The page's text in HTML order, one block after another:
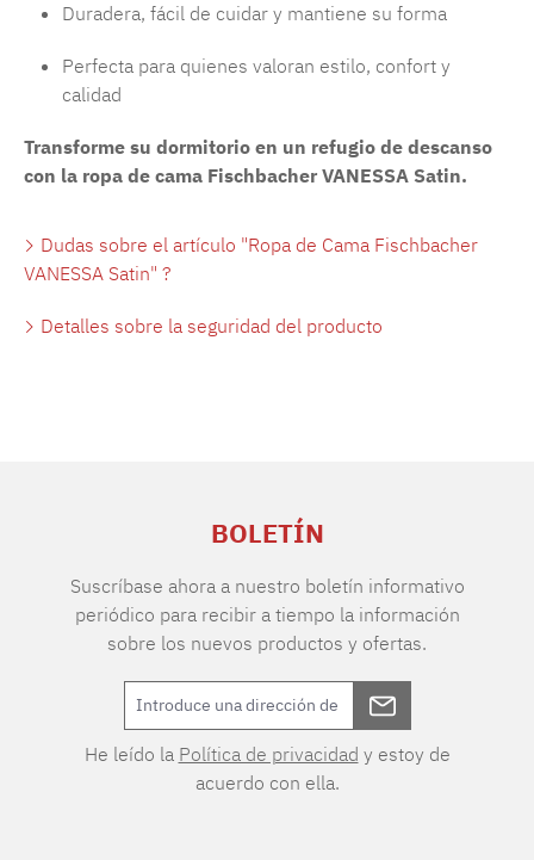
Duradera, fácil de cuidar y mantiene su forma
Perfecta para quienes valoran estilo, confort y
calidad
Transforme su dormitorio en un refugio de descanso
con la ropa de cama Fischbacher VANESSA Satin.
Dudas sobre el artículo "Ropa de Cama Fischbacher
VANESSA Satin" ?
Detalles sobre la seguridad del producto
BOLETÍN
Suscríbase ahora a nuestro boletín informativo
periódico para recibir a tiempo la información
sobre los nuevos productos y ofertas.
He leído la Política de privacidad y estoy de
acuerdo con ella.